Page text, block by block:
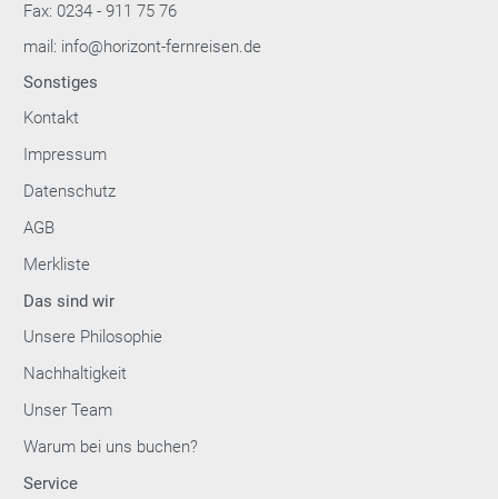
Fax: 0234 - 911 75 76
mail: info@horizont-fernreisen.de
Sonstiges
Kontakt
Impressum
Datenschutz
AGB
Merkliste
Das sind wir
Unsere Philosophie
Nachhaltigkeit
Unser Team
Warum bei uns buchen?
Service